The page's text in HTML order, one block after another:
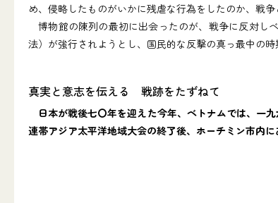
め、侵略したものがいかに残虐な行為をしたのか、戦
博物館の陳列の最初に出会ったのが、戦争に反対し
法）が強行されようとし、国民的な反撃の真っ最中の
真実と意志を伝える 戦跡をたずねて
日本が戦後七〇年を迎えた今年、ベトナムでは、一
連帯アジア太平洋地域大会の終了後、ホーチミン市内